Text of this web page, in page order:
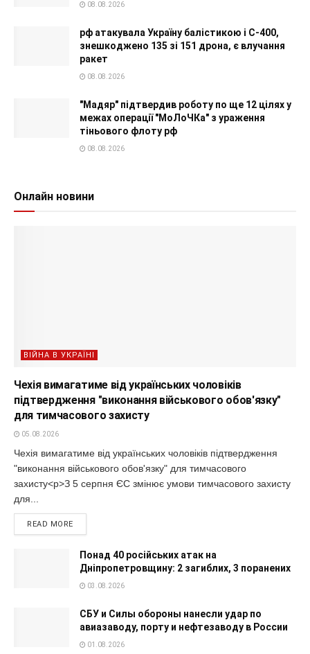
08.08.2026
рф атакувала Україну балістикою і С-400,
знешкоджено 135 зі 151 дрона, є влучання
ракет
08.08.2026
"Мадяр" підтвердив роботу по ще 12 цілях у
межах операції "МоЛоЧКа" з ураження
тіньового флоту рф
08.08.2026
Онлайн новини
ВІЙНА В УКРАЇНІ
Чехія вимагатиме від українських чоловіків
підтвердження "виконання військового обов'язку"
для тимчасового захисту
05.08.2026
Чехія вимагатиме від українських чоловіків підтвердження
"виконання військового обов'язку" для тимчасового
захисту<p>З 5 серпня ЄС змінює умови тимчасового захисту
для...
READ MORE
Понад 40 російських атак на
Дніпропетровщину: 2 загиблих, 3 поранених
03.08.2026
СБУ и Силы обороны нанесли удар по
авиазаводу, порту и нефтезаводу в России
01.08.2026